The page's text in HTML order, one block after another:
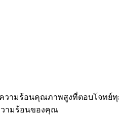
วามร้อนคุณภาพสูงที่ตอบโจท
วามร้อนของคุณ